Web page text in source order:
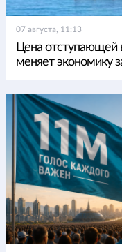
07 августа, 11:13
Цена отступающей
меняет экономику